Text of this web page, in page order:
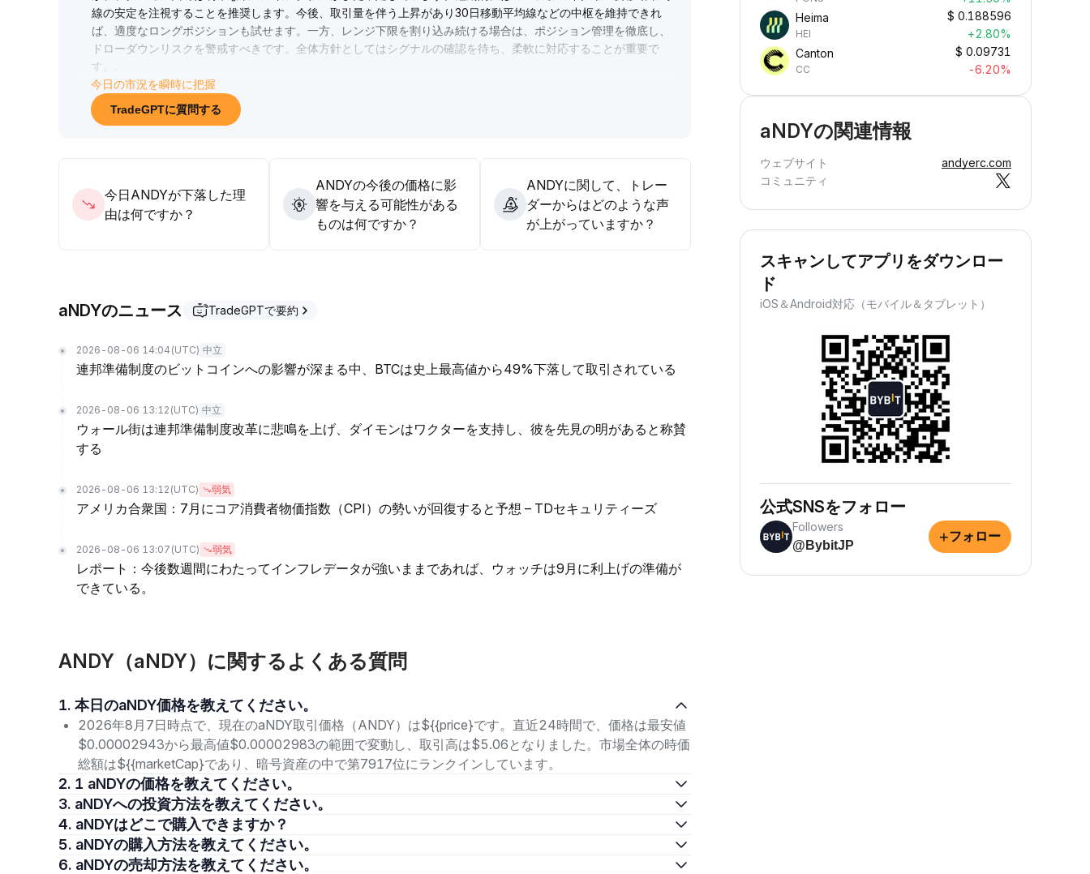
線の安定を注視することを推奨します。今後、取引量を伴う上昇があり30日移動平均線などの中枢を維持できれ
ば、適度なロングポジションも試せます。一方、レンジ下限を割り込み続ける場合は、ポジション管理を徹底し、
ドローダウンリスクを警戒すべきです。全体方針としてはシグナルの確認を待ち、柔軟に対応することが重要で
す。
今日の市況を瞬時に把握
TradeGPTに質問する
今日ANDYが下落した理
由は何ですか？
ANDYの今後の価格に影
響を与える可能性がある
ものは何ですか？
ANDYに関して、トレー
ダーからはどのような声
が上がっていますか？
aNDYのニュース TradeGPTで要約
2026-08-06 14:04 (UTC) 中立
連邦準備制度のビットコインへの影響が深まる中、BTCは史上最高値から49%下落して取引されている
2026-08-06 13:12 (UTC) 中立
ウォール街は連邦準備制度改革に悲鳴を上げ、ダイモンはワクターを支持し、彼を先見の明があると称賛
する
2026-08-06 13:12 (UTC) 弱気
アメリカ合衆国：7月にコア消費者物価指数（CPI）の勢いが回復すると予想 – TDセキュリティーズ
2026-08-06 13:07 (UTC) 弱気
レポート：今後数週間にわたってインフレデータが強いままであれば、ウォッチは9月に利上げの準備が
できている。
ANDY（aNDY）に関するよくある質問
1. 本日のaNDY価格を教えてください。
2026年8月7日時点で、現在のaNDY取引価格（ANDY）は${{price}です。直近24時間で、価格は最安値
$0.00002943から最高値$0.00002983の範囲で変動し、取引高は$5.06となりました。市場全体の時価
総額は${{marketCap}であり、暗号資産の中で第7917位にランクインしています。
2. 1 aNDYの価格を教えてください。
3. aNDYへの投資方法を教えてください。
4. aNDYはどこで購入できますか？
5. aNDYの購入方法を教えてください。
6. aNDYの売却方法を教えてください。
Heima
HEI
$ 0.188596
+2.80%
Canton
CC
$ 0.09731
-6.20%
aNDYの関連情報
ウェブサイト
andyerc.com
コミュニティ
スキャンしてアプリをダウンロー
ド
iOS＆Android対応（モバイル＆タブレット）
公式SNSをフォロー
Followers
@BybitJP
+フォロー